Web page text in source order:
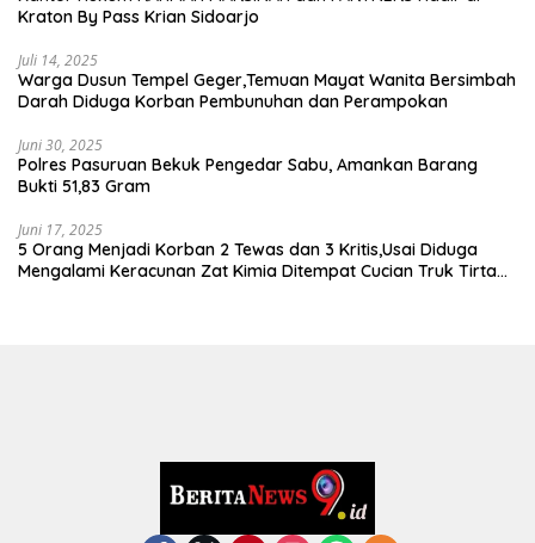
Kraton By Pass Krian Sidoarjo
Juli 14, 2025
Warga Dusun Tempel Geger,Temuan Mayat Wanita Bersimbah
Darah Diduga Korban Pembunuhan dan Perampokan
Juni 30, 2025
Polres Pasuruan Bekuk Pengedar Sabu, Amankan Barang
Bukti 51,83 Gram
Juni 17, 2025
5 Orang Menjadi Korban 2 Tewas dan 3 Kritis,Usai Diduga
Mengalami Keracunan Zat Kimia Ditempat Cucian Truk Tirta